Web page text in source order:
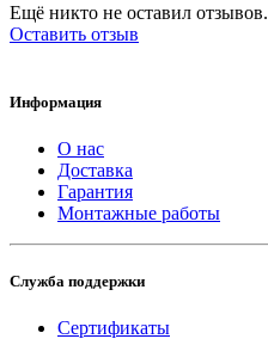
Ещё никто не оставил отзывов.
Оставить отзыв
Информация
О нас
Доставка
Гарантия
Монтажные работы
Служба поддержки
Сертификаты